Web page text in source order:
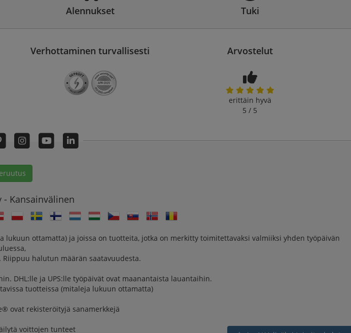
Alennukset Tuki
Verhottaminen turvallisesti Arvostelut
erittäin hyvä
5 / 5
- Kansainvälinen
lukuun ottamatta) ja joissa on tuotteita, jotka on merkitty toimitettavaksi valmiiksi yhden työpäivän
halutun määrän saatavuudesta.
DHL:lle ja UPS:lle työpäivät ovat maanantaista lauantaihin.
tuotteissa (mitaleja lukuun ottamatta)
ovat rekisteröityjä sanamerkkejä
voittojen tunteet